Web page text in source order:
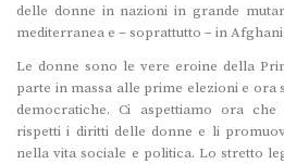
delle donne in nazioni in grande
mediterranea e – soprattutto – in
Le donne sono le vere eroine della
parte in massa alle prime elezioni e ora
democratiche. Ci aspettiamo ora
rispetti i diritti delle donne e li
nella vita sociale e politica. Lo stretto